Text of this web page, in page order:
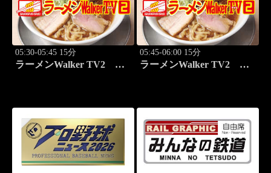
05:30-05:45 15分
ラーメンWalker TV2
05:45-06:00 15分
ラーメンWalker TV2